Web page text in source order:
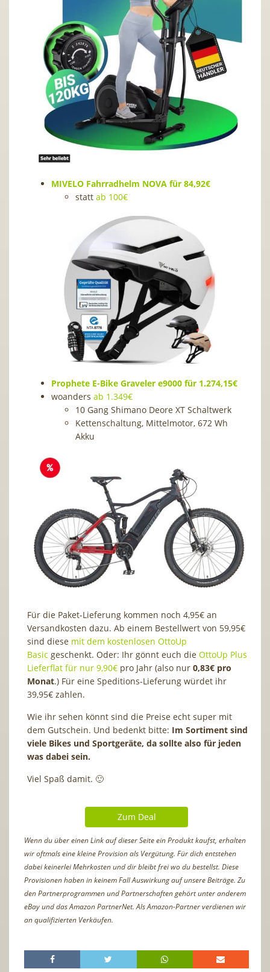
MIVELO Fahrradhelm NOVA für 84,92€
statt ab 100€
Prophete E-Bike Graveler e9000 für 1.274,15€
woanders ab 1.349€
10 Gang Shimano Deore XT Schaltwerk
Kettenschaltung, Mittelmotor, 672 Wh
Akku
Für die Paket-Lieferung kommen noch 4,95€ an
Versandkosten dazu. Ab einem Bestellwert von 59,95€
sind diese mit dem kostenlosen OttoUp
Basic geschenkt. Oder: Ihr gönnt euch die OttoUp Plus
Lieferflat für nur 9,90€ pro Jahr (also nur 0,83€ pro
Monat.) Für eine Speditions-Lieferung würdet ihr
39,95€ zahlen.
Wie ihr sehen könnt sind die Preise echt super mit
dem Gutschein. Und bedenkt bitte: Im Sortiment sind
viele Bikes und Sportgeräte, da sollte also für jeden
was dabei sein.
Viel Spaß damit. 🙂
Zum Deal
Wenn du über einen Link auf dieser Seite ein Produkt kaufst, erhalten
wir oftmals eine kleine Provision als Vergütung. Für dich entstehen
dabei keinerlei Mehrkosten und dir bleibt frei wo du bestellst. Diese
Provisionen haben in keinem Fall Auswirkung auf unsere Beiträge. Zu
den Partnerprogrammen und Partnerschaften gehört unter anderem
eBay und das Amazon PartnerNet. Als Amazon-Partner verdienen wir
an qualifizierten Verkäufen.